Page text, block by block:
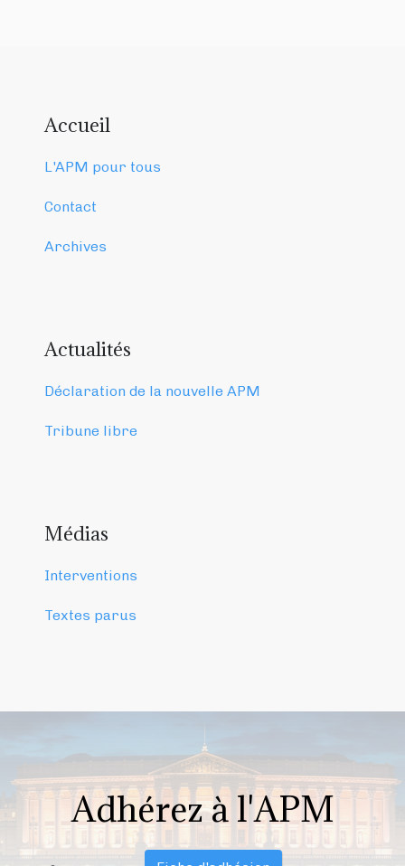
Accueil
L'APM pour tous
Contact
Archives
Actualités
Déclaration de la nouvelle APM
Tribune libre
Médias
Interventions
Textes parus
Adhérez à l'APM